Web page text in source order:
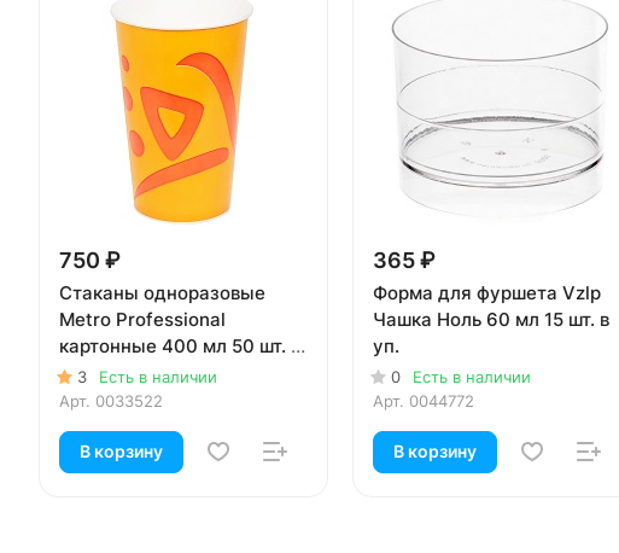
750 ₽
Стаканы одноразовые
Metro Professional
картонные 400 мл 50 шт. в
уп.
3
Есть в наличии
Арт. 0033522
В корзину
365 ₽
Форма для фуршета Vzlp
Чашка Ноль 60 мл 15 шт. в
уп.
0
Есть в наличии
Арт. 0044772
В корзину